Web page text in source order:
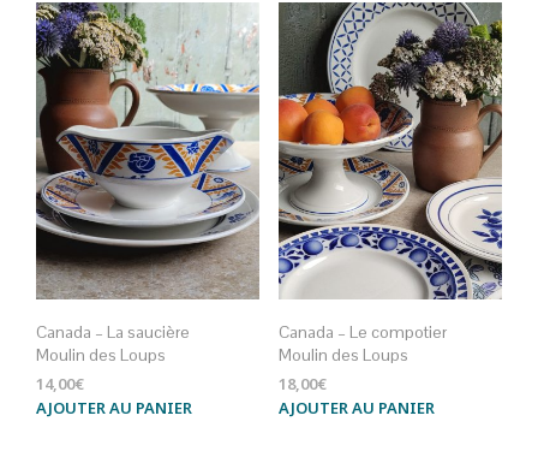
Canada – La saucière
Moulin des Loups
14,00€
AJOUTER AU PANIER
Canada – Le compotier
Moulin des Loups
18,00€
AJOUTER AU PANIER